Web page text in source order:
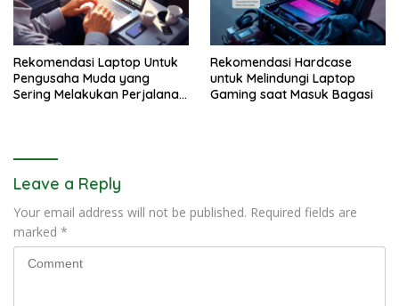
Rekomendasi Laptop Untuk
Pengusaha Muda yang
Sering Melakukan Perjalanan
Rekomendasi Hardcase
untuk Melindungi Laptop
Gaming saat Masuk Bagasi
Leave a Reply
Your email address will not be published. Required fields are
marked *